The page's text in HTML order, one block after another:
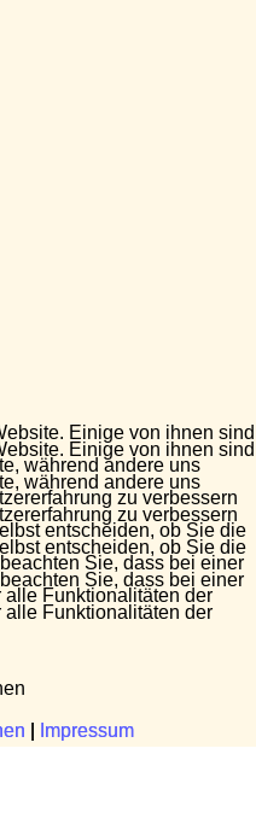
Einige von ihnen sind
während andere uns
zu verbessern
entscheiden, ob Sie die
Sie, dass bei einer
Funktionalitäten der
Impressum
Einige von ihnen sind
während andere uns
zu verbessern
entscheiden, ob Sie die
Sie, dass bei einer
Funktionalitäten der
Impressum